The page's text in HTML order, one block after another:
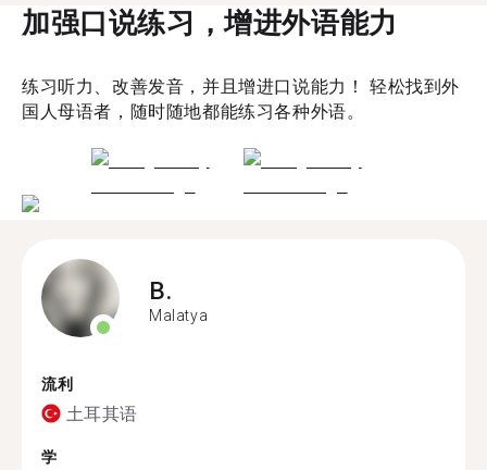
加强口说练习，增进外语能力
练习听力、改善发音，并且增进口说能力！ 轻松找到外
国人母语者，随时随地都能练习各种外语。
B.
Malatya
流利
土耳其语
学